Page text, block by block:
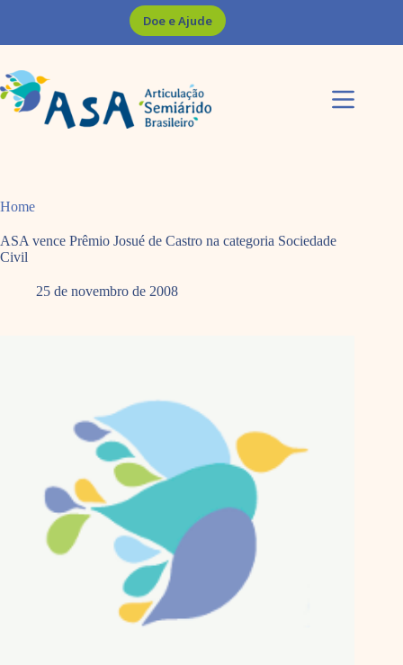
Doe e Ajude
Home
ASA vence Prêmio Josué de Castro na categoria Sociedade
Civil
25 de novembro de 2008